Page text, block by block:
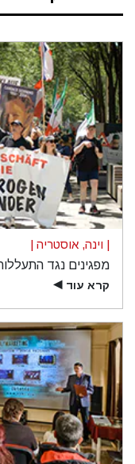
| וינה, אוסטריה |
מפגינים נגד
קרא עוד ▶